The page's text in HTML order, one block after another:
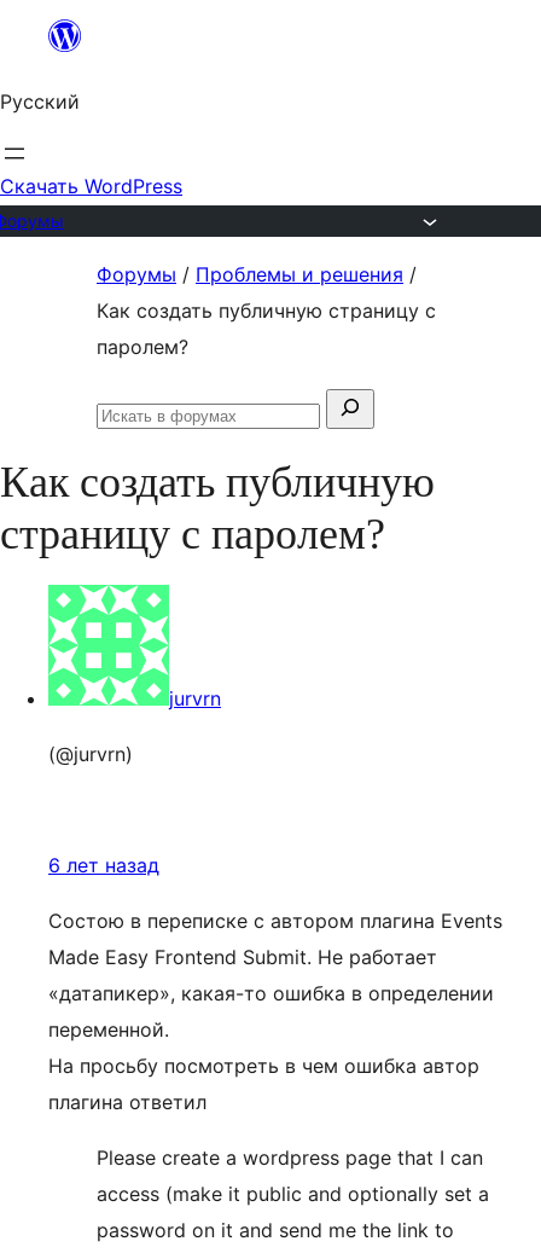
Перейти
содержимому
Русский
Скачать WordPress
содержимому
Форумы / Проблемы и решения /
Как создать публичную страницу с
паролем?
Поиск:
Искать
Как создать публичную
страницу с паролем?
jurvrn
(@jurvrn)
6 лет назад
Состою в переписке с автором плагина Events
Made Easy Frontend Submit. Не работает
«датапикер», какая-то ошибка в определении
переменной.
На просьбу посмотреть в чем ошибка автор
плагина ответил
Please create a wordpress page that I can
access (make it public and optionally set a
password on it and send me the link to